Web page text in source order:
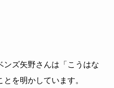
ンズ矢野さんは「こうはな
を明かしています。